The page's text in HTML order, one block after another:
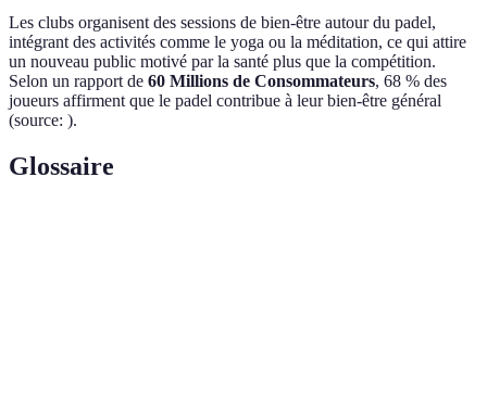
Les clubs organisent des sessions de bien-être autour du padel,
intégrant des activités comme le yoga ou la méditation, ce qui attire
un nouveau public motivé par la santé plus que la compétition.
Selon un rapport de 60 Millions de Consommateurs, 68 % des
joueurs affirment que le padel contribue à leur bien-être général
(source: ).
Glossaire